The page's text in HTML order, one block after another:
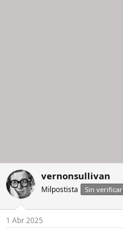
vernonsullivan
Milpostista Sin verificar
1 Abr 2025